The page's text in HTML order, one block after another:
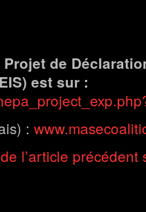
de
est sur :
:
l’article